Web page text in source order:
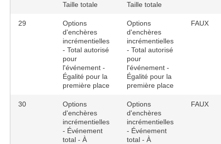
Taille totale
Taille totale
29
Options
d'enchères
incrémentielles
- Total autorisé
pour
l'événement -
Égalité pour la
première place
Options
d'enchères
incrémentielles
- Total autorisé
pour
l'événement -
Égalité pour la
première place
FAUX
30
Options
d'enchères
incrémentielles
- Événement
total - À
Options
d'enchères
incrémentielles
- Événement
total - À
FAUX